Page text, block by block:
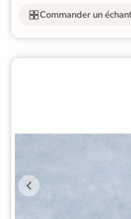
Commander un